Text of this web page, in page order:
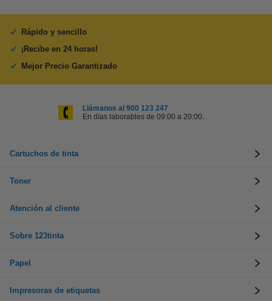
Rápido y sencillo
¡Recibe en 24 horas!
Mejor Precio Garantizado
Llámanos al 900 123 247
En días laborables de 09:00 a 20:00.
Cartuchos de tinta
Toner
Atención al cliente
Sobre 123tinta
Papel
Impresoras de etiquetas